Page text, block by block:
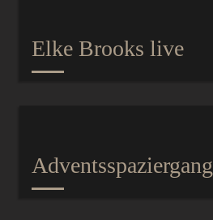
Elke Brooks live
Adventsspaziergang